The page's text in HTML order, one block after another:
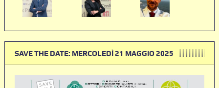
SAVE THE DATE: MERCOLEDÌ 21 MAGGIO 2025